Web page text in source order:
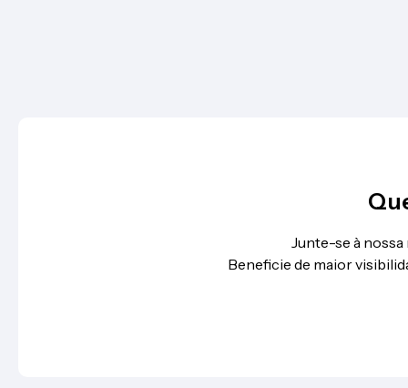
Junte-se à
Beneficie de maior